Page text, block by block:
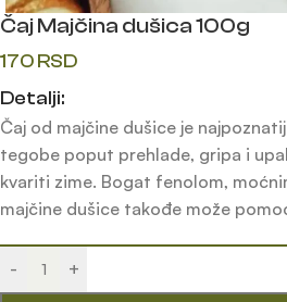
Čaj Majčina dušica 100g
170RSD
Detalji:
Čaj od majčine dušice je
tegobe poput prehlade, gripa i
kvariti zime. Bogat fenolom,
majčine dušice takođe može
- +